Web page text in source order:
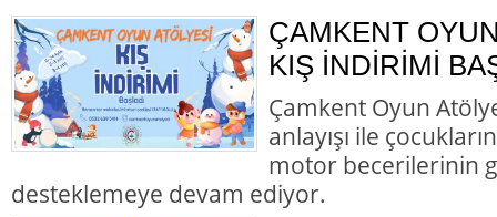
ÇAMKENT
KIŞ İNDİRİMİ
Çamkent Oyun
anlayışı ile
motor becerilerinin
desteklemeye devam ediyor.